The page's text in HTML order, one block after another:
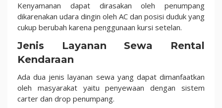
Kenyamanan dapat dirasakan oleh penumpang
dikarenakan udara dingin oleh AC dan posisi duduk yang
cukup berubah karena penggunaan kursi setelan.
Jenis Layanan Sewa Rental
Kendaraan
Ada dua jenis layanan sewa yang dapat dimanfaatkan
oleh masyarakat yaitu penyewaan dengan sistem
carter dan drop penumpang.